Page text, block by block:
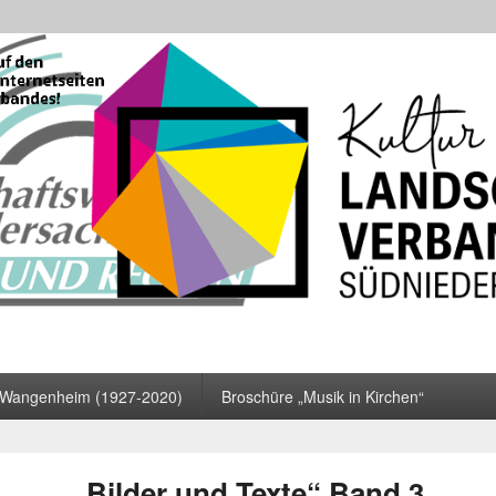
(1927-2020) Broschüre „Musik in Kirchen“